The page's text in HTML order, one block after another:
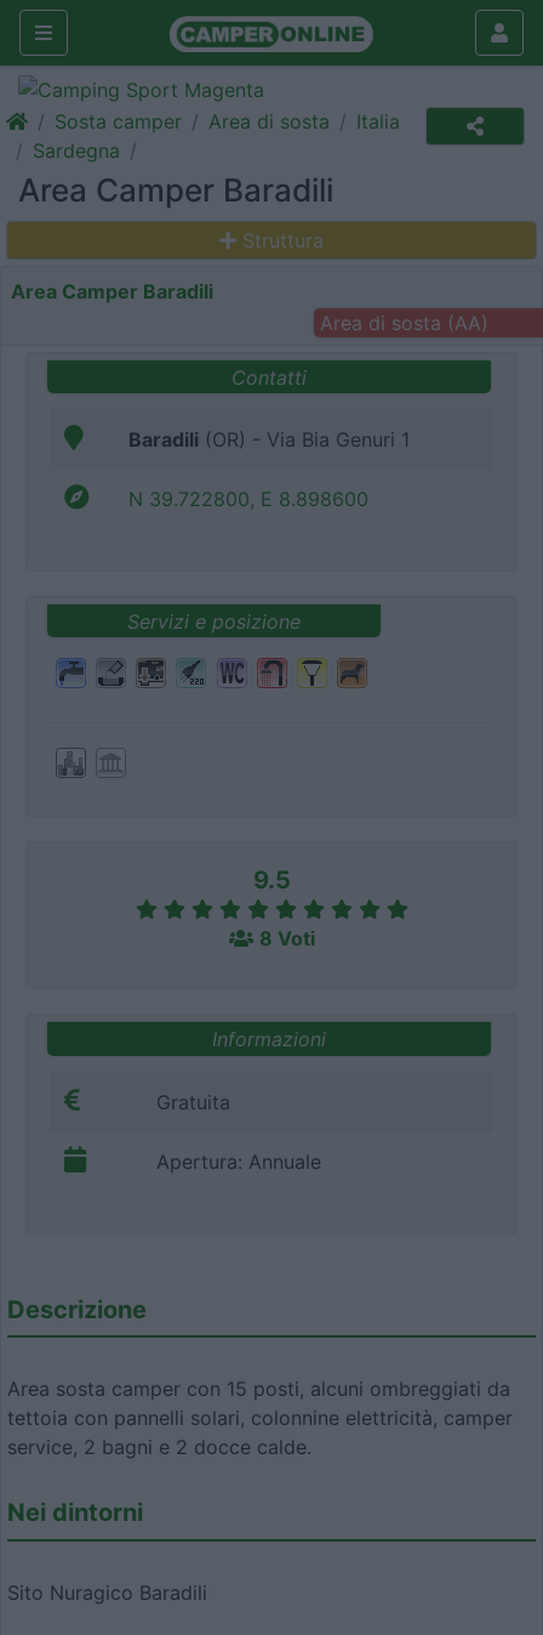
Sosta camper Area di sosta
Italia
Sardegna
Area Camper Baradili
Struttura
Area Camper Baradili
Area di sosta (AA)
Contatti
Baradili (OR) - Via Bia Genuri 1
N 39.722800, E 8.898600
Servizi e posizione
9.5
8 Voti
Informazioni
Gratuita
Apertura: Annuale
Descrizione
Area sosta camper con 15 posti, alcuni ombreggiati da
tettoia con pannelli solari, colonnine elettricità, camper
service, 2 bagni e 2 docce calde.
Nei dintorni
Sito Nuragico Baradili